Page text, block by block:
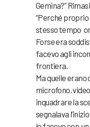
Gemina?”
“Perché proprio
stesso tempo
Forse era
facevo agli
frontiera.
Ma quelle
microfono,
inquadrare la
segnalava